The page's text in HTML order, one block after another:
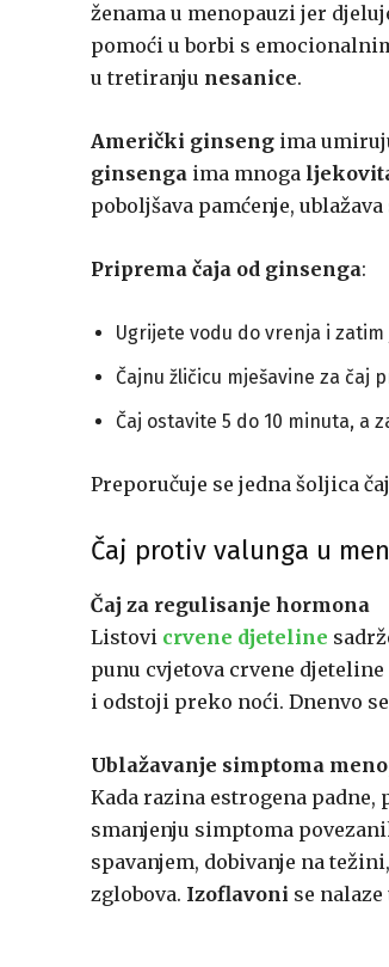
ženama u menopauzi jer
pomoći u borbi s
u tretiranju nesanice.
Američki ginseng ima
ginsenga ima mnoga
poboljšava pamćenje,
Priprema čaja od ginsenga:
Ugrijete vodu do vrenja i
Čajnu žličicu mješavine za čaj
Čaj ostavite 5 do 10 minuta, a
Preporučuje se jedna šoljica
Čaj protiv valunga u
Čaj za regulisanje hormona
Listovi crvene djeteline
punu cvjetova crvene
i odstoji preko noći. Dnenvo
Ublažavanje simptoma
Kada razina estrogena
smanjenju simptoma
spavanjem, dobivanje na
zglobova. Izoflavoni se